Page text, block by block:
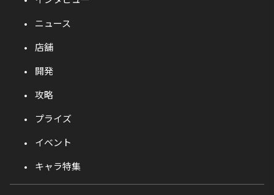
ニュース
店舗
開発
攻略
プライズ
イベント
キャラ特集